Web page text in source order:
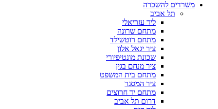
משרדים להשכרה
תל אביב
ליד עזריאלי
מתחם שרונה
מתחם רוטשילד
ציר יגאל אלון
שכונת מונטיפיורי
ציר מנחם בגין
מתחם בית המשפט
ציר המסגר
מתחם יד חרוצים
דרום תל אביב